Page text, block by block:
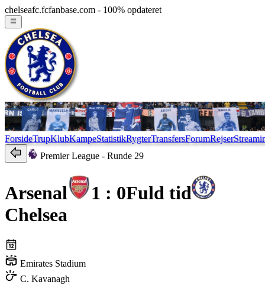
chelseafc.fcfanbase.com - 100% opdateret
ForsideTrupKlubKampeStatistikRygterTransfersForumRejser
Premier League - Runde 29
Arsenal 1 : 0Fuld tid
Chelsea
Emirates Stadium
C. Kavanagh